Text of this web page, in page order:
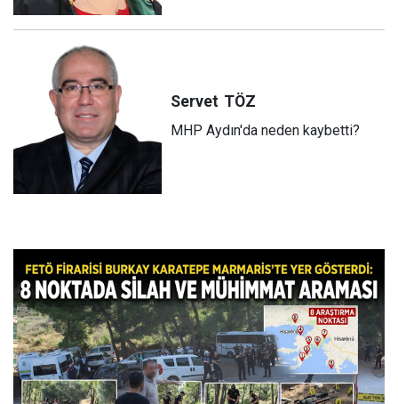
Servet TÖZ
MHP Aydın'da neden kaybetti?